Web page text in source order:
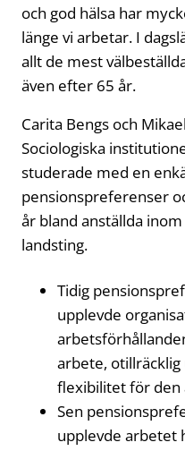
och god hälsa har
länge vi arbetar. I
allt de mest
även efter 65 år.
Carita Bengs och
Sociologiska
studerade med en
pensionspreferenser
år bland anställda
landsting.
Tidig
upplevde
arbete,
flexibilitet för den
Sen
upplevde arbetet